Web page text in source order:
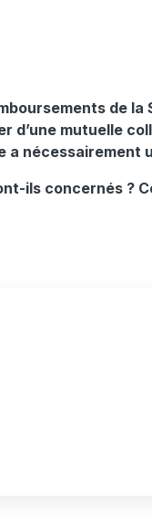
de la
d’une mutuelle
a nécessairement
ils concernés ?